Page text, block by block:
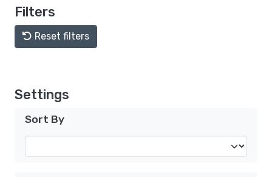
Filters
Reset filters
Settings
Sort By